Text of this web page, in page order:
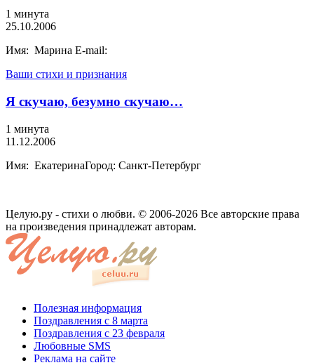
1 минута
25.10.2006
Имя: Марина E-mail:
Ваши стихи и признания
Я скучаю, безумно скучаю…
1 минута
11.12.2006
Имя: ЕкатеринаГород: Санкт-Петербург
Целую.ру - стихи о любви. © 2006-2026 Все авторские права
на произведения принадлежат авторам.
Полезная информация
Поздравления с 8 марта
Поздравления с 23 февраля
Любовные SMS
Реклама на сайте